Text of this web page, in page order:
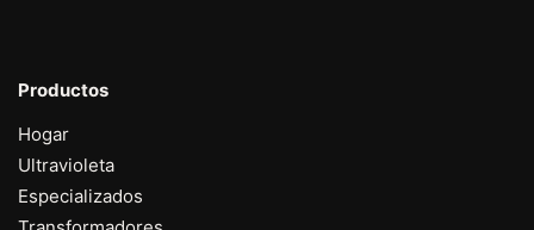
Productos
Hogar
Ultravioleta
Especializados